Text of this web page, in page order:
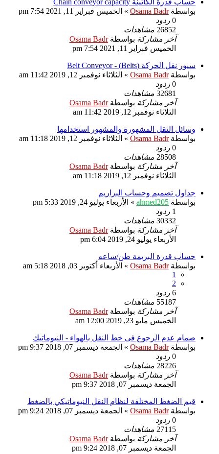
حساب قدرة الكاتينة Chain conveyor capacity
بواسطةOsama Badr
» الخميس فبراير 11, 2021 7:54 pm
0 ردود
26852 مشاهدات
آخر مشاركة بواسطةOsama Badr
الخميس فبراير 11, 2021 7:54 pm
سيور نقل الحركة (Belts) - Belt Conveyor
بواسطةOsama Badr
» الثلاثاء نوفمبر 12, 2019 11:42 am
0 ردود
32681 مشاهدات
آخر مشاركة بواسطةOsama Badr
الثلاثاء نوفمبر 12, 2019 11:42 am
وسائل النقل المشهورة والمشهور استخدامها
بواسطةOsama Badr
» الثلاثاء نوفمبر 12, 2019 11:18 am
0 ردود
28508 مشاهدات
آخر مشاركة بواسطةOsama Badr
الثلاثاء نوفمبر 12, 2019 11:18 am
جداول تصميم وحساب البراريم
بواسطة ahmed205
» الأربعاء يوليو 24, 2019 5:33 pm
1 ردود
30332 مشاهدات
آخر مشاركة بواسطةOsama Badr
الأربعاء يوليو 24, 2019 6:04 pm
حساب قدرة البريمة طن/ساعه
بواسطةOsama Badr
» الأربعاء أكتوبر 03, 2018 5:18 am
1
2
6 ردود
55187 مشاهدات
آخر مشاركة بواسطةOsama Badr
الخميس مايو 23, 2019 12:00 am
صمام عدم الرجوع فى خط النقل بالهواء - النيوماتيك
بواسطةOsama Badr
» الجمعة ديسمبر 07, 2018 9:37 pm
0 ردود
28226 مشاهدات
آخر مشاركة بواسطةOsama Badr
الجمعة ديسمبر 07, 2018 9:37 pm
قيم الضغط المختلفة لنظام النقل النيوماتيكي بالضغط
بواسطةOsama Badr
» الجمعة ديسمبر 07, 2018 9:24 pm
0 ردود
27115 مشاهدات
آخر مشاركة بواسطةOsama Badr
الجمعة ديسمبر 07, 2018 9:24 pm